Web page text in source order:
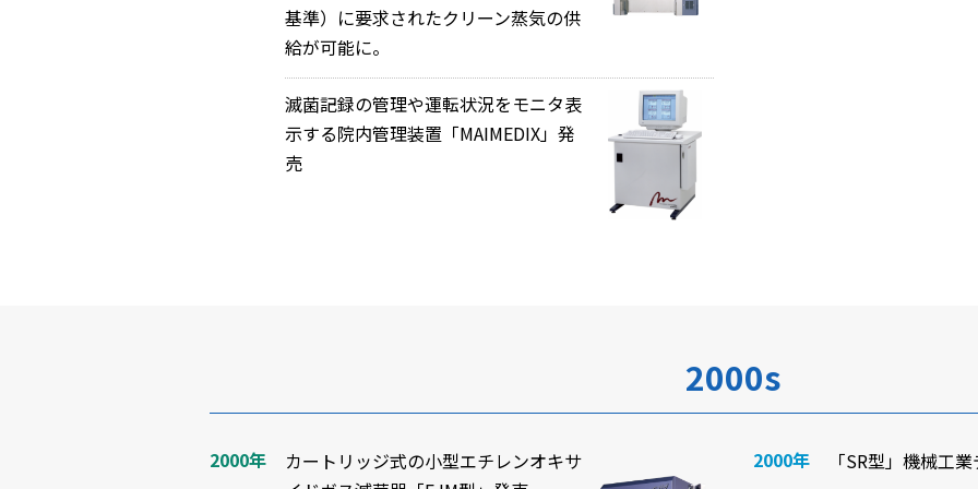
基準）に要求されたクリーン蒸気の供
給が可能に。
滅菌記録の管理や運転状況をモニタ表
示する院内管理装置「MAIMEDIX」発
売
2000s
2000年
カートリッジ式の小型エチレンオキサ
2000年 「SR型」機械工